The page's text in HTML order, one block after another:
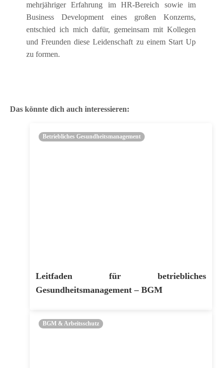
mehrjähriger Erfahrung im HR-Bereich sowie im
Business Development eines großen Konzerns,
entschied ich mich dafür, gemeinsam mit Kollegen
und Freunden diese Leidenschaft zu einem Start Up
zu formen.
Das könnte dich auch interessieren:
Leitfaden für betriebliches
Gesundheitsmanagement – BGM
Betriebliches Gesundheitsmanagement
BGM & Arbeitsschutz